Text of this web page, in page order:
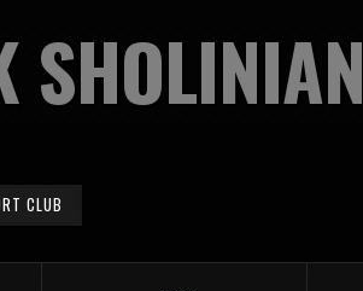
SHOLINIAN
CLUB